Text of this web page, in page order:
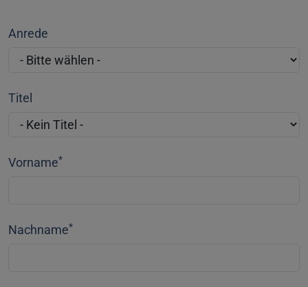
Anrede
Titel
Vorname*
Nachname*